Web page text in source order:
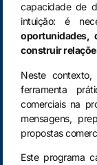
capacidade de
intuição: é
oportunidades,
construir
Neste contexto,
ferramenta
comerciais na
mensagens,
propostas
Este programa